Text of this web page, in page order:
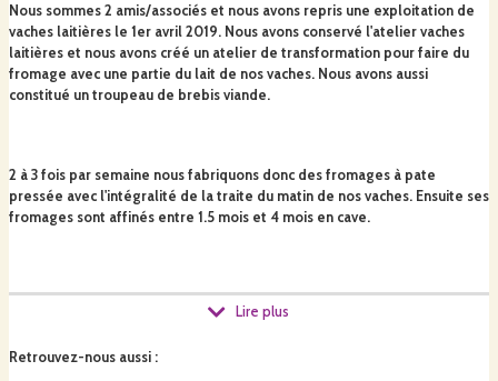
Nous sommes 2 amis/associés et nous avons repris une exploitation de
vaches laitières le 1er avril 2019. Nous avons conservé l'atelier vaches
laitières et nous avons créé un atelier de transformation pour faire du
fromage avec une partie du lait de nos vaches. Nous avons aussi
constitué un troupeau de brebis viande.
2 à 3 fois par semaine nous fabriquons donc des fromages à pate
pressée avec l'intégralité de la traite du matin de nos vaches. Ensuite ses
fromages sont affinés entre 1.5 mois et 4 mois en cave.
Lire plus
Retrouvez-nous aussi :